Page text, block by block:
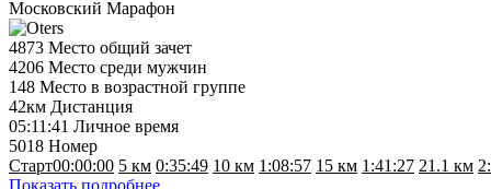
Московский Марафон
4873 Место общий зачет
4206 Место среди мужчин
148 Место в возрастной группе
42км Дистанция
05:11:41 Личное время
5018 Номер
Старт00:00:00 5 км 0:35:49 10 км 1:08:57 15 км 1:41:27 21.1 км
Показать подробнее